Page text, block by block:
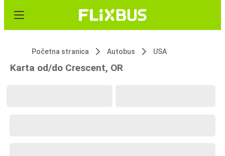
Početna stranica Autobus USA
Karta od/do Crescent, OR